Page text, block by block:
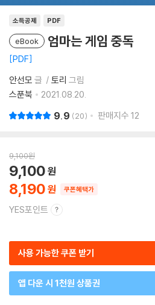
소득공제 PDF
eBook 엄마는 게임 중독
PDF
안선모 글 토리 그림
스푼북
2021.08.20.
9.9 20 판매지수 12
9,100원
8,190
9,100
쿠폰혜택가
YES포인트
사용 가능한 쿠폰 받기
앱 다운 시 1천원 상품권